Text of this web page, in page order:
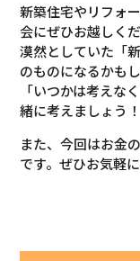
新築住宅やリフォ
会にぜひお越しく
漠然としていた「
のものになるかも
「いつかは考えな
緒に考えましょう！
また、今回はお金
です。ぜひお気軽